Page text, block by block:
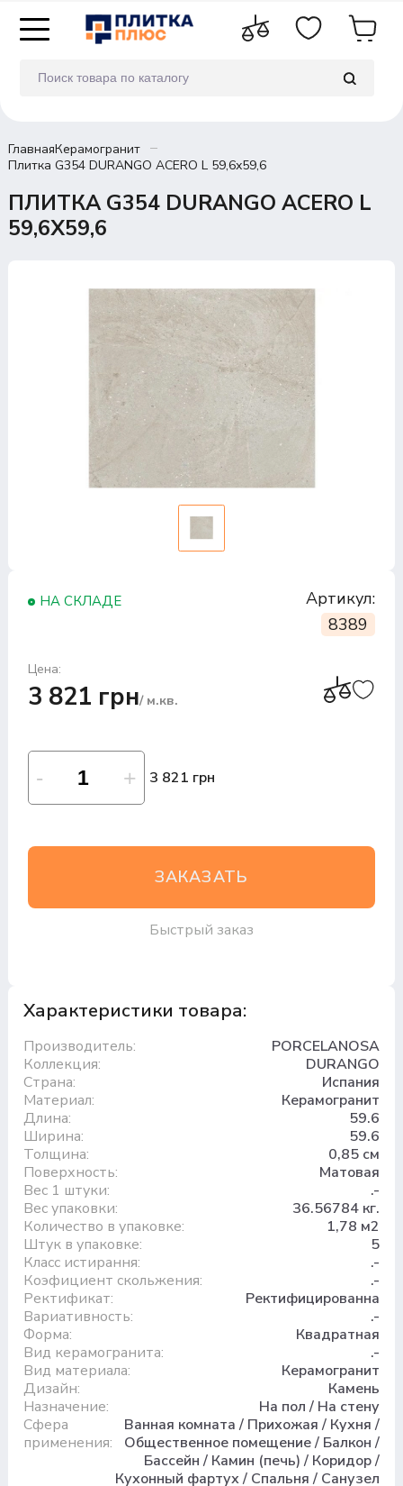
ГлавнаяКерамогранит
Плитка G354 DURANGO ACERO L 59,6х59,6
ПЛИТКА G354 DURANGO ACERO L
59,6Х59,6
НА СКЛАДЕ
Артикул:
8389
Цена:
3 821 грн/ м.кв.
3 821 грн
ЗАКАЗАТЬ
Быстрый заказ
Характеристики товара:
Производитель:
PORCELANOSA
Коллекция:
DURANGO
Страна:
Испания
Материал:
Керамогранит
Длина:
59.6
Ширина:
59.6
Толщина:
0,85 см
Поверхность:
Матовая
Вес 1 штуки:
.-
Вес упаковки:
36.56784 кг.
Количество в упаковке:
1,78 м2
Штук в упаковке:
5
Класс истирання:
.-
Коэфициент скольжения:
.-
Ректификат:
Ректифицированна
Вариативность:
.-
Форма:
Квадратная
Вид керамогранита:
.-
Вид материала:
Керамогранит
Дизайн:
Камень
Назначение:
На пол / На стену
Сфера
применения:
Ванная комната / Прихожая / Кухня /
Общественное помещение / Балкон /
Бассейн / Камин (печь) / Коридор /
Кухонный фартух / Спальня / Санузел